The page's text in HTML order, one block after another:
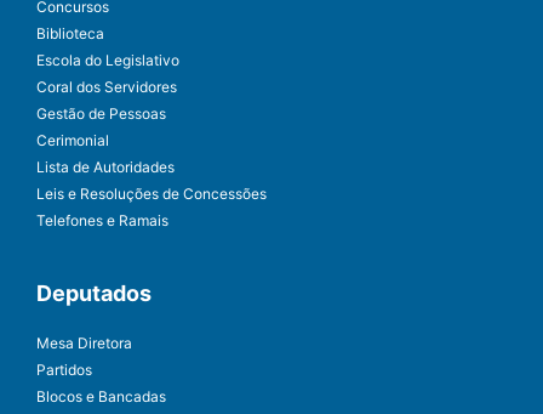
Concursos
Biblioteca
Escola do Legislativo
Coral dos Servidores
Gestão de Pessoas
Cerimonial
Lista de Autoridades
Leis e Resoluções de Concessões
Telefones e Ramais
Deputados
Mesa Diretora
Partidos
Blocos e Bancadas